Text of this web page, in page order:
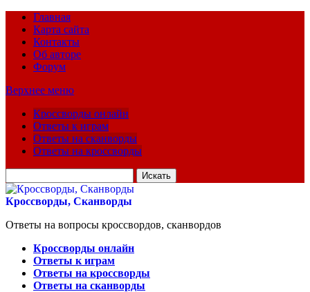
Главная
Карта сайта
Контакты
Об авторе
Форум
Верхнее меню
Кроссворды онлайн
Ответы к играм
Ответы на сканворды
Ответы на кроссворды
для:
Кроссворды, Сканворды
Ответы на вопросы кроссвордов, сканвордов
Кроссворды онлайн
Ответы к играм
Ответы на кроссворды
Ответы на сканворды